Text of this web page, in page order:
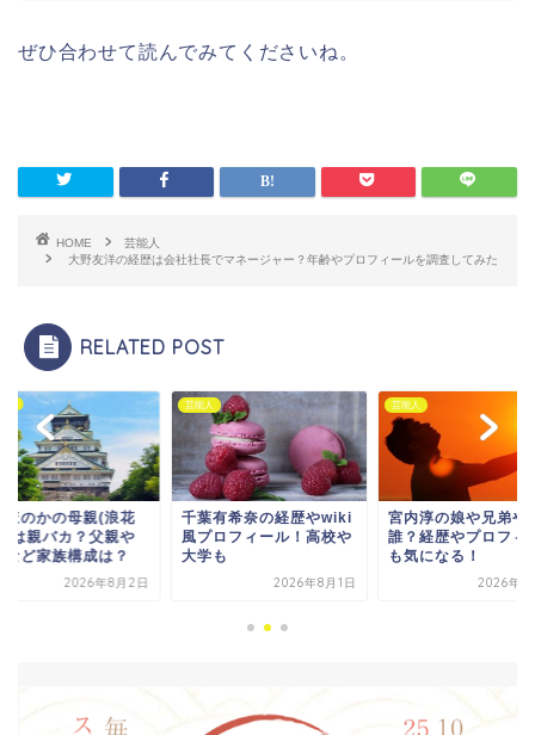
ぜひ合わせて読んでみてくださいね。
HOME
芸能人
大野友洋の経歴は会社社長でマネージャー？年齢やプロフィールを調査してみた
RELATED POST
有希奈の経歴やwiki
ロフィール！高校や
も
2026年8月1日
芸能人
宮内淳の娘や兄弟や妻は
誰？経歴やプロフィール
も気になる！
2026年8月2日
YouTuber
浪花ほのかの母親(
裕子)は親バカ？父
兄弟など家族構成は
2026年8